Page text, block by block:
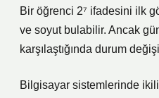
Bir öğrenci 2⁷ ifadesini ilk
ve soyut bulabilir. Ancak
karşılaştığında durum
Bilgisayar sistemlerinde